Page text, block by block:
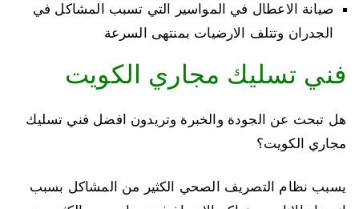
صيانة الاعطال في المواسير التي تسبب المشاكل في
الجدران وتتلف الارضيات بمنتهى السرعة
فني تسليك مجاري الكويت
هل تبحث عن الجودة والخبرة وتريدون افضل فني تسليك
مجاري الكويت؟
يسبب نظام التصريف الصحي الكثير من المشاكل بسبب